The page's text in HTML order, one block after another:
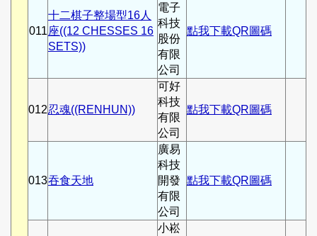
011
十二棋子整場型16人
座((12 CHESSES 16
SETS))
電子
科技
股份
有限
公司
點我下載QR圖碼
012忍魂((RENHUN))
可好
科技
有限
公司
點我下載QR圖碼
013吞食天地
廣易
科技
開發
有限
公司
點我下載QR圖碼
小崧